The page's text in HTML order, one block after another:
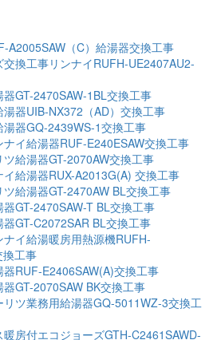
A2005SAW（C）給湯器交換工事
換工事リンナイRUFH-UE2407AU2-
GT-2470SAW-1BL交換工事
器UIB-NX372（AD）交換工事
湯器GQ-2439WS-1交換工事
イ給湯器RUF-E240ESAW交換工事
給湯器GT-2070AW交換工事
給湯器RUX-A2013G(A) 交換工事
給湯器GT-2470AW BL交換工事
GT-2470SAW-T BL交換工事
GT-C2072SAR BL交換工事
イ給湯暖房用熱源機RUFH-
換工事
RUF-E2406SAW(A)交換工事
GT-2070SAW BK交換工事
ツ業務用給湯器GQ-5011WZ-3交換工
房付エコジョーズGTH-C2461SAWD-